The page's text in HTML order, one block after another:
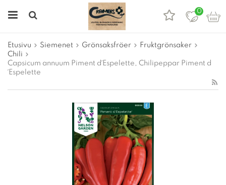
0
Etusivu Siemenet Grönsaksfröer
Fruktgrönsaker
Chili
Capsicum annuum Piment d´Espelette, Chilipeppar Piment d
´Espelette